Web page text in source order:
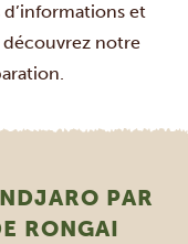
et
découvrez notre
.
PAR
RONGAI